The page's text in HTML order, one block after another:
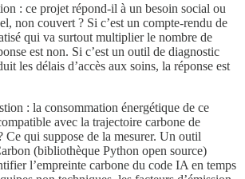
: ce projet répond-il à un besoin social ou
non couvert ? Si c’est un compte-rendu de
qui va surtout multiplier le nombre de
est non. Si c’est un outil de diagnostic
les délais d’accès aux soins, la réponse est
: la consommation énergétique de ce
avec la trajectoire carbone de
Ce qui suppose de la mesurer. Un outil
(bibliothèque Python open source)
l’empreinte carbone du code IA en temps